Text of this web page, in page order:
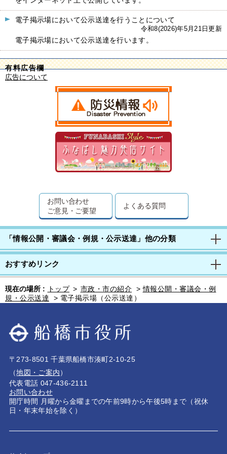
電子掲示場において公示送達を行うことについて
令和8(2026)年5月21日更新
電子掲示場において公示送達を行います。
有料広告欄
広告について
お問い合わせ
ご意見・ご要望
よくある質問
「情報公開・審議会・例規・公示送達」他の分類
おすすめリンク
現在の場所 : トップ > 市政・市の紹介 >情報公開・審議会・例
規・公示送達
> 電子掲示場（公示送達）
〒273-8501 千葉県船橋市湊町2-10-25
（地図・ご案内）
代表電話 047-436-2111
お問い合わせ
開庁時間 月曜から金曜までの午前9時から午後5時まで（祝休
日・年末年始を除く）